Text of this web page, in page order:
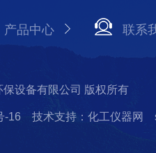
产品中心 联系
设备有限公司 版权所有
-16 技术支持：化工仪器网